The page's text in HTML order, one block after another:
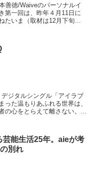
善徳/Waiveのパーソナルイ
第一回は、昨年４月11日に
いま（取材は12月下旬）
ジタルシングル「アイラブ
た温もりあふれる世界は、
の心をとらえて離さない。歌
芸能生活25年。aieが考
別れ